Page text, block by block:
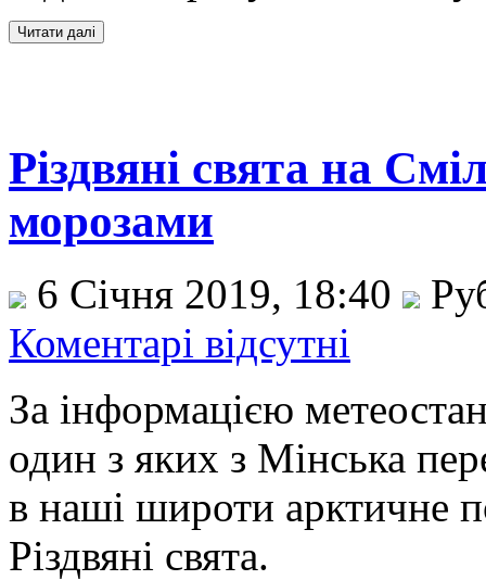
Різдвяні свята на
морозами
6 Січня 2019, 18:40
Коментарі відсутні
За інформацією
один з яких з Мінська
в наші широти арктичне
Різдвяні свята.